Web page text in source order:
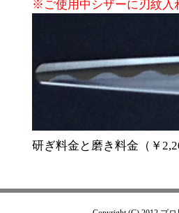
※ご使用中シザーに刃紋入
研ぎ料金と磨き料金（￥